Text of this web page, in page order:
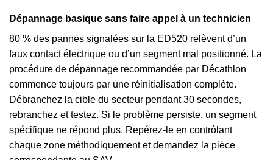
Dépannage basique sans faire appel à un technicien
80 % des pannes signalées sur la ED520 relèvent d’un
faux contact électrique ou d’un segment mal positionné. La
procédure de dépannage recommandée par Décathlon
commence toujours par une réinitialisation complète.
Débranchez la cible du secteur pendant 30 secondes,
rebranchez et testez. Si le problème persiste, un segment
spécifique ne répond plus. Repérez-le en contrôlant
chaque zone méthodiquement et demandez la pièce